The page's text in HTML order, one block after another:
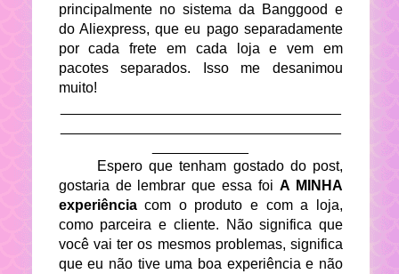
principalmente no sistema da Banggood e
do Aliexpress, que eu pago separadamente
por cada frete em cada loja e vem em
pacotes separados. Isso me desanimou
muito!
Espero que tenham gostado do post,
gostaria de lembrar que essa foiA MINHA
experiênciacom o produto e com a loja,
como parceira e cliente. Não significa que
você vai ter os mesmos problemas, significa
que eu não tive uma boa experiência e não